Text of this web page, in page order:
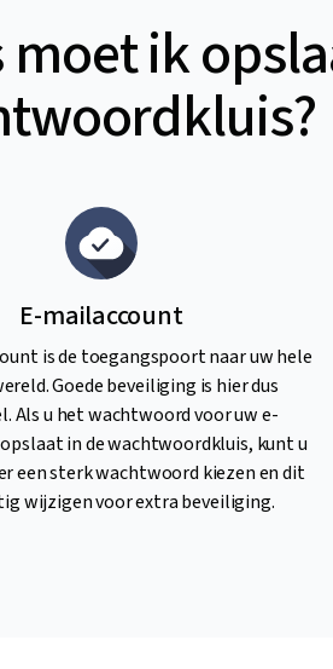
ik
E-mailaccount
is de toegangspoort naar uw hele
Goede beveiliging is hier dus
Als u het wachtwoord voor uw e-
in de wachtwoordkluis, kunt u
een sterk wachtwoord kiezen en dit
wijzigen voor extra beveiliging.